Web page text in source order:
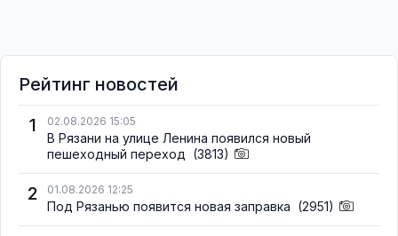
Рейтинг новостей
1
02.08.2026 15:05
В Рязани на улице Ленина появился новый
пешеходный переход (3813)
2 01.08.2026 12:25
Под Рязанью появится новая заправка (2951)